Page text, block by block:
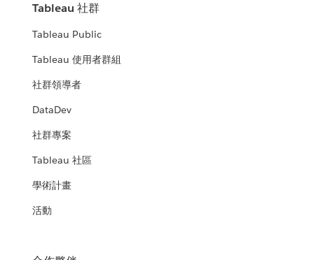
Tableau 社群
Tableau Public
Tableau 使用者群組
社群領導者
DataDev
社群專案
Tableau 社區
學術計畫
活動